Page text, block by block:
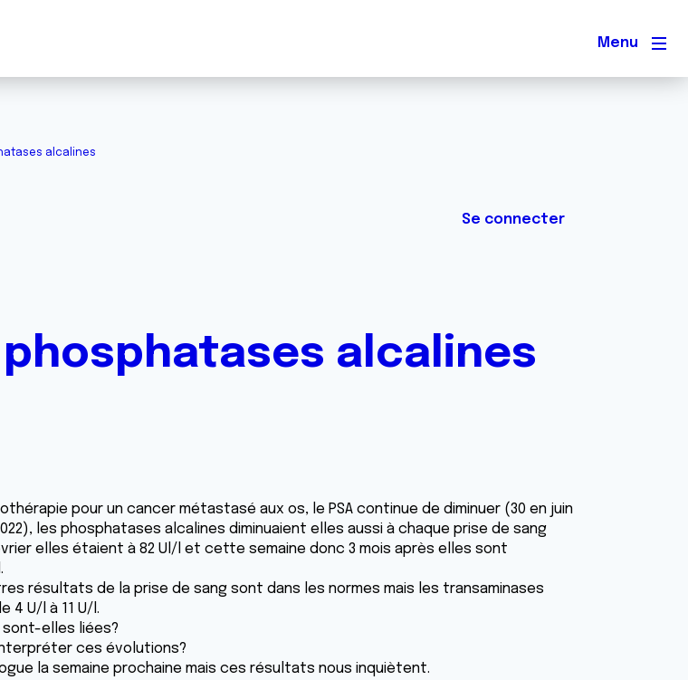
Menu
alcalines
Se connecter
alcalines
pour un cancer métastasé aux os, le PSA continue de diminuer (30 en juin
les phosphatases alcalines diminuaient elles aussi à chaque prise de sang
elles étaient à 82 Ul/l et cette semaine donc 3 mois après elles sont
résultats de la prise de sang sont dans les normes mais les transaminases
4 U/l à 11 U/l.
elles liées?
ces évolutions?
la semaine prochaine mais ces résultats nous inquiètent.